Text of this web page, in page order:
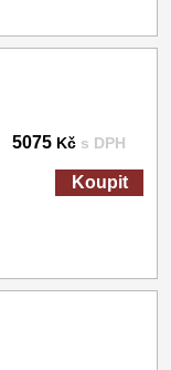
5075 Kč s DPH
Koupit